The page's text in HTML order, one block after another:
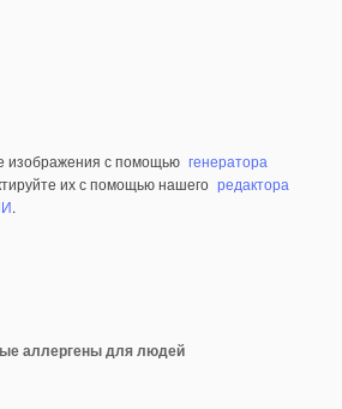
изображения с помощью генератора
их с помощью нашего редактора
.
аллергены для людей